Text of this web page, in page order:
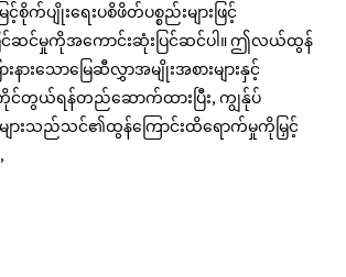
ပျိုးရေးပစိဖိတ်ပစ္စည်းများဖြင့်
ဆင်မှုကိုအကောင်းဆုံးပြင်ဆင်ပါ။ ဤလယ်ထွန်
းနားသောမြေဆီလွှာအမျိုးအစားများနှင့်
ကိုင်တွယ်ရန်တည်ဆောက်ထားပြီး, ကျွန်ုပ်
းသည်သင်၏ထွန်ကြောင်းထိရောက်မှုကိုမြှင့်